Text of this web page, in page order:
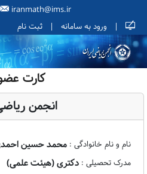
iranmath@ims.ir
|
ورود به سامانه | ثبت نام
کارت
انجمن
نام و نام خانوادگی : محمد حسین
مدرک تحصیلی : دکتری (هیئت علمی)